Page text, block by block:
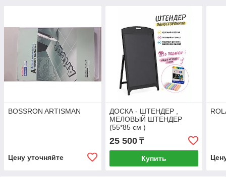
BOSSRON ARTISMAN
Цену уточняйте
ДОСКА - ШТЕНДЕР ,
МЕЛОВЫЙ ШТЕНДЕР
(55*85 см )
25 500₸
Купить